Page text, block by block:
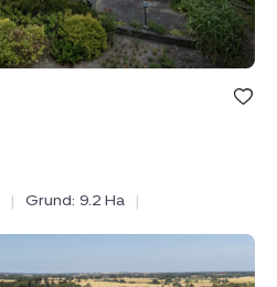
Bolig er
under
| Grund: 9.2 Ha
|